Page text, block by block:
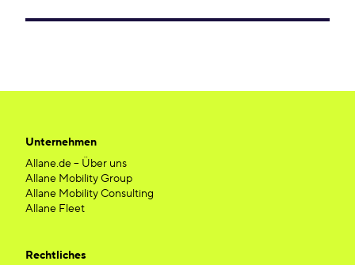
Unternehmen
Allane.de – Über uns
Allane Mobility Group
Allane Mobility Consulting
Allane Fleet
Rechtliches